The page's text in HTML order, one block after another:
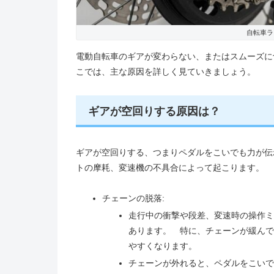
自転車
電動自転車のギアが変わらない、またはスムーズ
こでは、主な原因を詳しく見ていきましょう。
ギアが空回りする原因は？
ギアが空回りする、つまりペダルをこいでも力が
トの摩耗、変速機の不具合によって起こります。
チェーンの脱落:
走行中の衝撃や段差、変速時の操作
あります。 特に、チェーンが緩ん
やすくなります。
チェーンが外れると、ペダルをこい